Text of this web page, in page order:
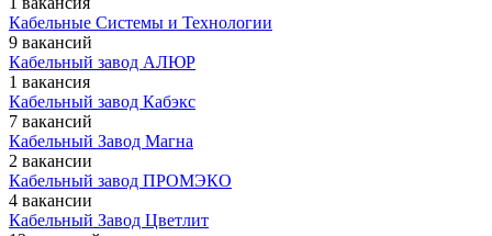
Кабельные Системы и Технологии
9 вакансий
Кабельный завод АЛЮР
1 вакансия
Кабельный завод Кабэкс
7 вакансий
Кабельный Завод Магна
2 вакансии
Кабельный завод ПРОМЭКО
4 вакансии
Кабельный Завод Цветлит